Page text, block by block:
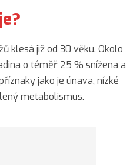
klesá již od 30 věku. Okolo
o téměř 25 % snížena a
jako je únava, nízké
metabolismus.